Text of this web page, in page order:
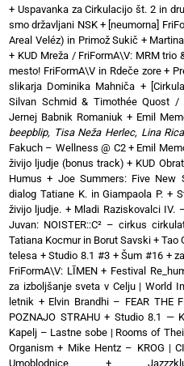
+ Uspavanka za Cirkulacijo št. 2 in
smo državljani NSK+ [neumorna]
Areal Veléz) in Primož Sukič +
+ KUD Mreža / FriFormA\V: MRM trio
mesto! FriFormA\V in Rdeče zore+
slikarja Dominika Mahniča +
Silvan Schmid & Timothée Quost /
Jernej Babnik Romaniuk + Emil
beepblip, Tisa Neža Herlec, Lina Rica
Fakuch – Wellness @ C2+ Emil
živijo ljudje (bonus track) + KUD
Humus + Joe Summers: Five New
dialog Tatiane K. in Giampaola P. +
živijo ljudje. + Mladi Raziskovalci IV.
Juvan: NOISTER::C² – cirkus
Tatiana Kocmur in Borut Savski + Tao
telesa +Studio 8.1 #3 + Šum #16 +
FriFormA\V: LĪMEN+ Festival
za izboljšanje sveta v Celju | World
letnik + Elvin Brandhi – FEAR THE
POZNAJO STRAHU+ Studio 8.1 —
Kapelj – Lastne sobe | Rooms of
Organism + Mike Hentz – KROG |
Umoblodnice +